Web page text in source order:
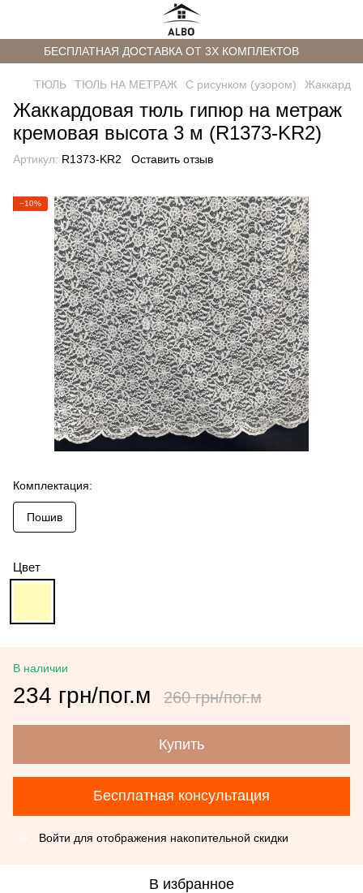
БЕСПЛАТНАЯ ДОСТАВКА ОТ 3Х КОМПЛЕКТОВ
ТЮЛЬ ТЮЛЬ НА МЕТРАЖ С рисунком (узором) Жаккард
Жаккардовая тюль гипюр на метраж
кремовая высота 3 м (R1373-KR2)
Артикул: R1373-KR2 Оставить отзыв
−10%
Комплектация:
Пошив
Цвет
В наличии
234 грн/пог.м 260 грн/пог.м
Купить
Бесплатная консультация
Войти для отображения накопительной скидки
В избранное